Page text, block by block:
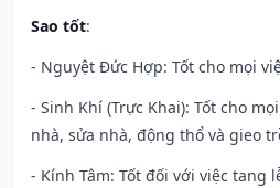
Sao tốt:
- Nguyệt Đức Hợp: Tốt cho mọi
- Sinh Khí (Trực Khai): Tốt cho
nhà, sửa nhà, động thổ và gieo
- Kính Tâm: Tốt đối với việc tang